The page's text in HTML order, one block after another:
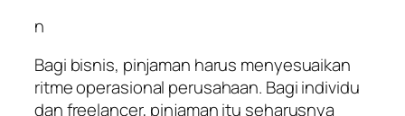
n
Bagi bisnis, pinjaman harus menyesuaikan
ritme operasional perusahaan. Bagi individu
dan freelancer, pinjaman itu seharusnya